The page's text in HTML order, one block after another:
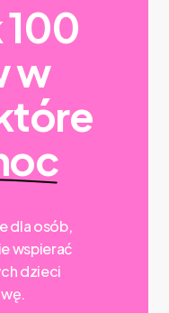
w
dlaosób,
wspierać
dzieci